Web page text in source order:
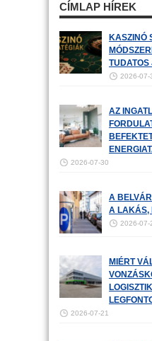
CÍMLAP HÍREK
KASZINÓ
2026-07-
AZ
2026-07-30
A
A LAKÁS,
2026-07-
MIÉRT
2026-07-21